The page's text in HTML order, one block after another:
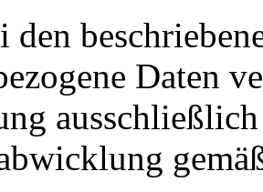
den
Daten